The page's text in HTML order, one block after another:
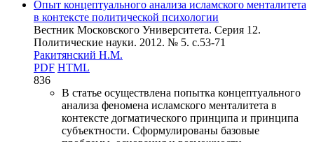
Опыт концептуального анализа исламского менталитета
в контексте политической психологии
Вестник Московского Университета. Серия 12.
Политические науки. 2012. № 5. c.53-71
Ракитянский Н.М.
PDF HTML
836
В статье осуществлена попытка концептуального
анализа феномена исламского менталитета в
контексте догматического принципа и принципа
субъектности. Сформулированы базовые